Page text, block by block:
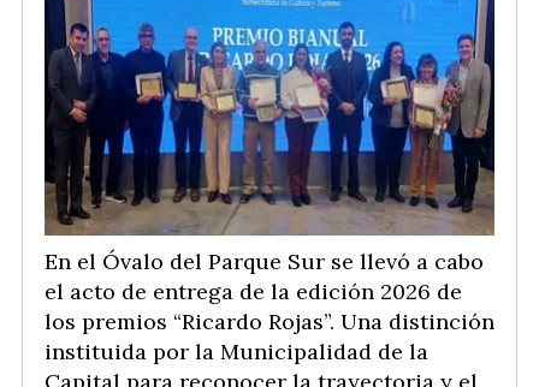
En el Óvalo del Parque Sur se llevó a cabo
el acto de entrega de la edición 2026 de
los premios “Ricardo Rojas”. Una distinción
instituida por la Municipalidad de la